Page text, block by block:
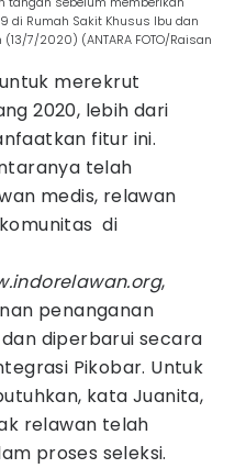
di Rumah Sakit Khusus Ibu dan
7/2020) (ANTARA FOTO/Raisan
merekrut
2020, lebih dari
fitur ini.
telah
medis, relawan
di
,
penanganan
diperbarui secara
Pikobar. Untuk
kata Juanita,
relawan telah
proses seleksi.